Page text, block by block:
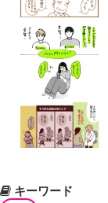
キーワード